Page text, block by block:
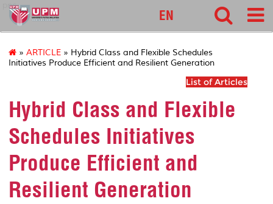
pnc
EN
» ARTICLE » Hybrid Class and Flexible Schedules
Initiatives Produce Efficient and Resilient Generation
List of Articles
Hybrid Class and Flexible
Schedules Initiatives
Produce Efficient and
Resilient Generation